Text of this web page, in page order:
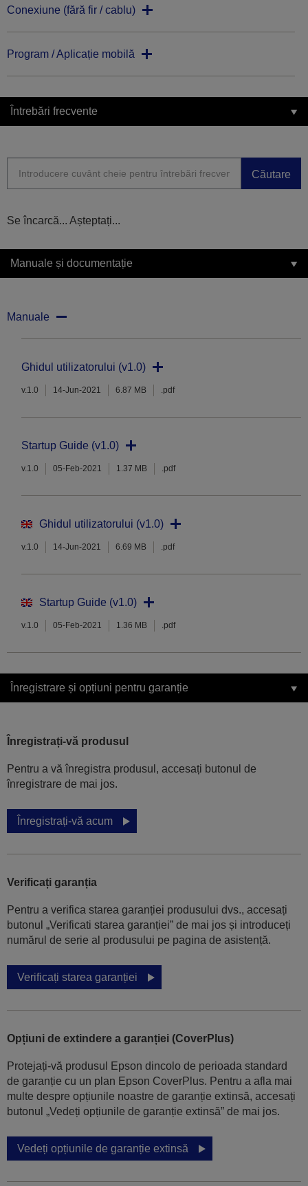
Conexiune (fără fir / cablu)
Program / Aplicație mobilă
Întrebări frecvente
Căutare
Se încarcă... Așteptați...
Manuale și documentație
Manuale
Ghidul utilizatorului (v1.0)
v.1.0 14-Jun-2021 6.87 MB .pdf
Startup Guide (v1.0)
v.1.0 05-Feb-2021 1.37 MB .pdf
Ghidul utilizatorului (v1.0)
v.1.0 14-Jun-2021 6.69 MB .pdf
Startup Guide (v1.0)
v.1.0 05-Feb-2021 1.36 MB .pdf
Înregistrare și opțiuni pentru garanție
Înregistrați-vă produsul
Pentru a vă înregistra produsul, accesați butonul de
înregistrare de mai jos.
Înregistrați-vă acum
Verificați garanția
Pentru a verifica starea garanției produsului dvs., accesați
butonul „Verificati starea garanției” de mai jos și introduceți
numărul de serie al produsului pe pagina de asistență.
Verificați starea garanției
Opțiuni de extindere a garanției (CoverPlus)
Protejați-vă produsul Epson dincolo de perioada standard
de garanție cu un plan Epson CoverPlus. Pentru a afla mai
multe despre opțiunile noastre de garanție extinsă, accesați
butonul „Vedeți opțiunile de garanție extinsă” de mai jos.
Vedeți opțiunile de garanție extinsă